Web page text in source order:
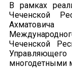
В рамках
Чеченской
Чеченской
многодетными